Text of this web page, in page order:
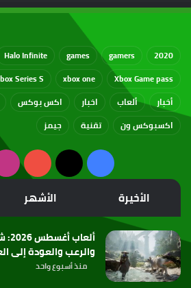
2020
gamers
games
Halo Infinite
Xbox Game pass
xbox one
Series S
أخبار
ألعاب اخبار اكس بوكس
اكسبوكس ون
تقنية جيمز
فيسبوك
‫X
الأخيرة الأشهر
والرعب والعودة إلى
منذ أسبوع واحد